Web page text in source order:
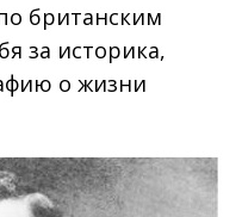
британским
за историка,
о жизни